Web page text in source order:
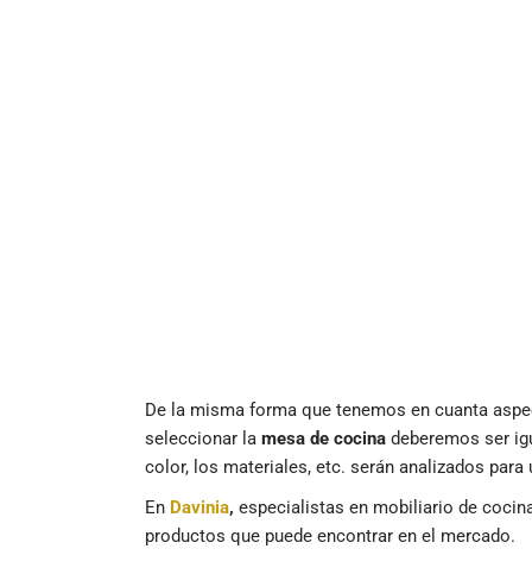
De la misma forma que tenemos en cuanta
seleccionar la mesa de cocina deberemos ser
color, los materiales, etc. serán analizados
En Davinia, especialistas en mobiliario de
productos que puede encontrar en el mercado.